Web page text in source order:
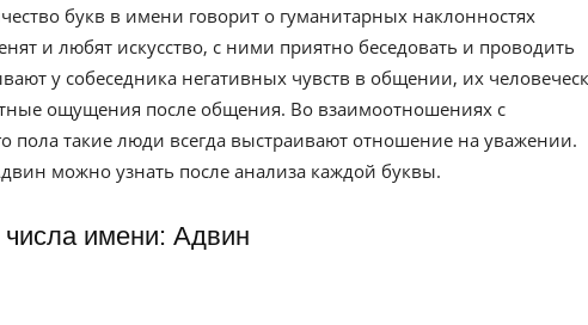
букв в имени говорит о гуманитарных наклонностях
и любят искусство, с ними приятно беседовать и проводить
у собеседника негативных чувств в общении, их
ощущения после общения. Во взаимоотношениях с
пола такие люди всегда выстраивают отношение на уважении.
можно узнать после анализа каждой буквы.
имени: Адвин